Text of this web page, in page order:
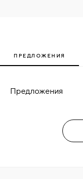
ПРЕДЛОЖЕНИЯ
Предложения